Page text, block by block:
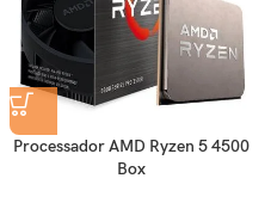
Processador AMD Ryzen 5 4500
Box